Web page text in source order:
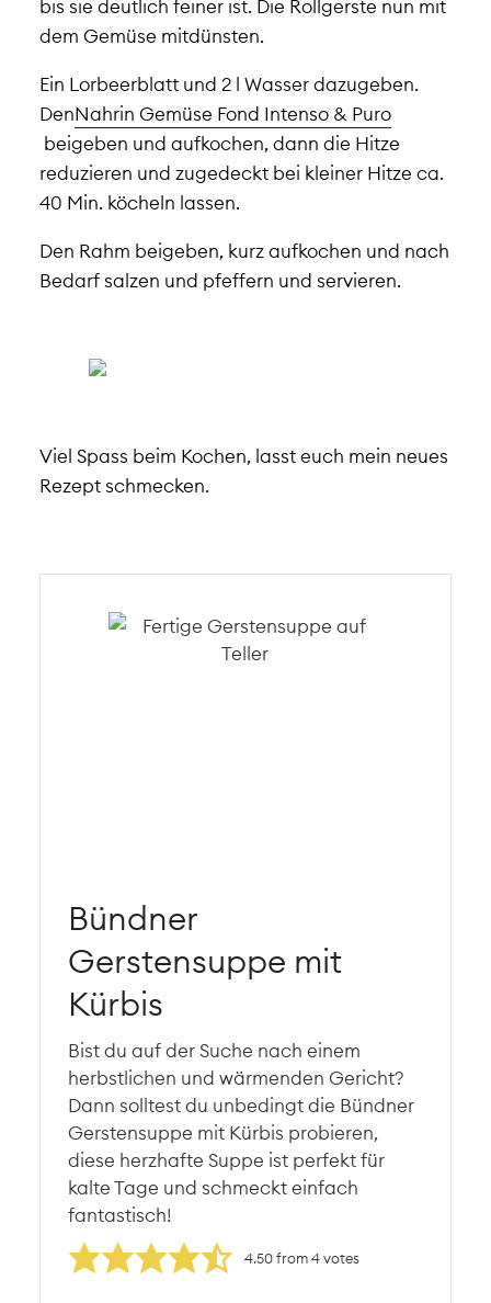
bis sie deutlich feiner ist. Die Rollgerste nun mit
dem Gemüse mitdünsten.
Ein Lorbeerblatt und 2 l Wasser dazugeben.
DenNahrin Gemüse Fond Intenso & Puro
beigeben und aufkochen, dann die Hitze
reduzieren und zugedeckt bei kleiner Hitze ca.
40 Min. köcheln lassen.
Den Rahm beigeben, kurz aufkochen und nach
Bedarf salzen und pfeffern und servieren.
Viel Spass beim Kochen, lasst euch mein neues
Rezept schmecken.
Bündner
Gerstensuppe mit
Kürbis
Bist du auf der Suche nach einem
herbstlichen und wärmenden Gericht?
Dann solltest du unbedingt die Bündner
Gerstensuppe mit Kürbis probieren,
diese herzhafte Suppe ist perfekt für
kalte Tage und schmeckt einfach
fantastisch!
4.50from4votes